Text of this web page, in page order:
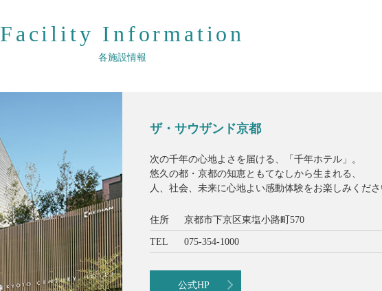
Facility Information
各施設情報
ザ・サウザンド京都
次の千年の心地よさを届ける、「千年ホテル」。
悠久の都・京都の知恵ともてなしから生まれる、
人、社会、未来に心地よい感動体験をお楽しみくださ
住所 京都市下京区東塩小路町570
TEL 075-354-1000
公式HP